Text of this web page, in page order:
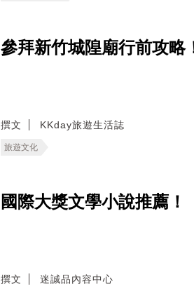
參拜新竹城隍廟行前攻略
撰文 KKday旅遊生活誌
旅遊文化
國際大獎文學小說推薦
撰文 迷誠品內容中心